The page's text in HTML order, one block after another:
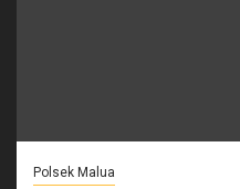
Polsek Malua